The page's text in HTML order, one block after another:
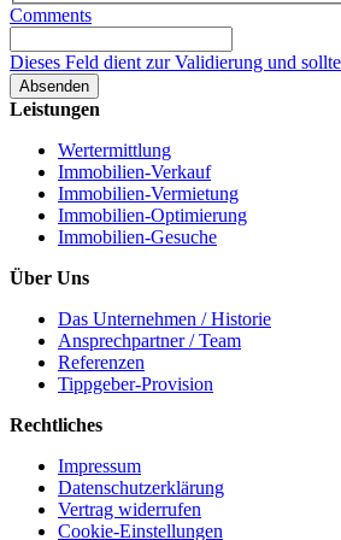
Comments
Dieses Feld dient zur Validierung und
Leistungen
Wertermittlung
Immobilien-Verkauf
Immobilien-Vermietung
Immobilien-Optimierung
Immobilien-Gesuche
Über Uns
Das Unternehmen / Historie
Ansprechpartner / Team
Referenzen
Tippgeber-Provision
Rechtliches
Impressum
Datenschutzerklärung
Vertrag widerrufen
Cookie-Einstellungen